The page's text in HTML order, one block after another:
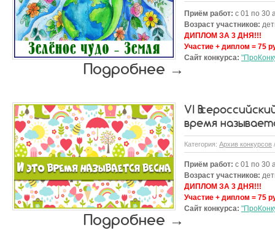
Приём работ: с 01 по 30
Возраст участников:
ДИПЛОМ ЗА 3 ДНЯ!!!
Участие + диплом = 75
Сайт конкурса:
Подробнее →
VI
время
Категория: Архив конкурсов
Приём работ: с 01 по 30
Возраст участников:
ДИПЛОМ ЗА 3 ДНЯ!!!
Участие + диплом = 75
Сайт конкурса:
Подробнее →